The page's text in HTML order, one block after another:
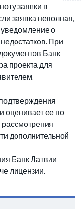
заявки в
заявка неполная,
о
При
Банк
проекта для
оценивает ее по
дополнительной
Банк Латвии
лицензии.